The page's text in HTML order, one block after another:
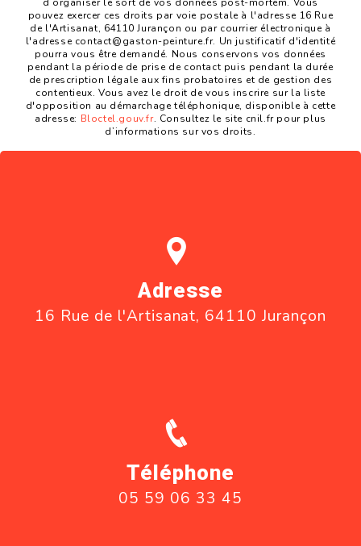
d’organiser le sort de vos données post-mortem. Vous
pouvez exercer ces droits par voie postale à l'adresse 16 Rue
de l'Artisanat, 64110 Jurançon ou par courrier électronique à
l'adresse contact@gaston-peinture.fr. Un justificatif d'identité
pourra vous être demandé. Nous conservons vos données
pendant la période de prise de contact puis pendant la durée
de prescription légale aux fins probatoires et de gestion des
contentieux. Vous avez le droit de vous inscrire sur la liste
d'opposition au démarchage téléphonique, disponible à cette
adresse: Bloctel.gouv.fr. Consultez le site cnil.fr pour plus
d’informations sur vos droits.
Adresse
16 Rue de l'Artisanat, 64110 Jurançon
Téléphone
05 59 06 33 45